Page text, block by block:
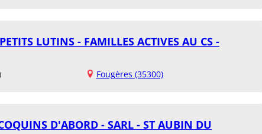
LUTINS - FAMILLES ACTIVES AU CS -
Fougères (35300)
D'ABORD - SARL - ST AUBIN DU